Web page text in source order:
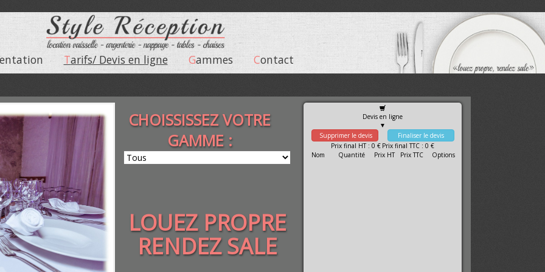
Tarifs/ Devis en ligne Gammes Contact
Devis en ligne
▼
Prix final HT : 0 € Prix final TTC : 0 €
Nom
Quantité Prix HT Prix TTC Options
CHOISSISSEZ VOTRE
GAMME :
LOUEZ PROPRE
RENDEZ SALE